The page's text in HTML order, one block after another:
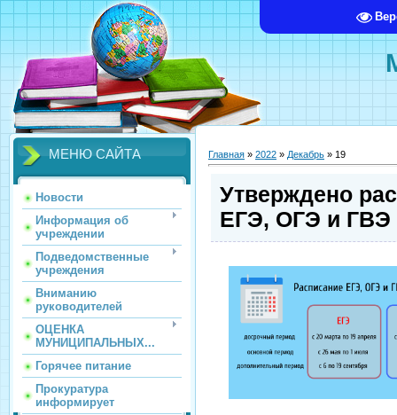
МЕНЮ САЙТА
Новости
Информация об
учреждении
Подведомственные
учреждения
Вниманию
руководителей
ОЦЕНКА
МУНИЦИПАЛЬНЫХ...
Горячее питание
Прокуратура
информирует
Главная » 2022 » Декабрь » 19
Утверждено
ЕГЭ, ОГЭ и ГВЭ